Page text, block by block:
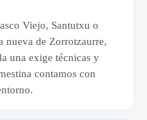
Viejo, Santutxu o
nueva de Zorrotzaurre,
una exige técnicas y
contamos con